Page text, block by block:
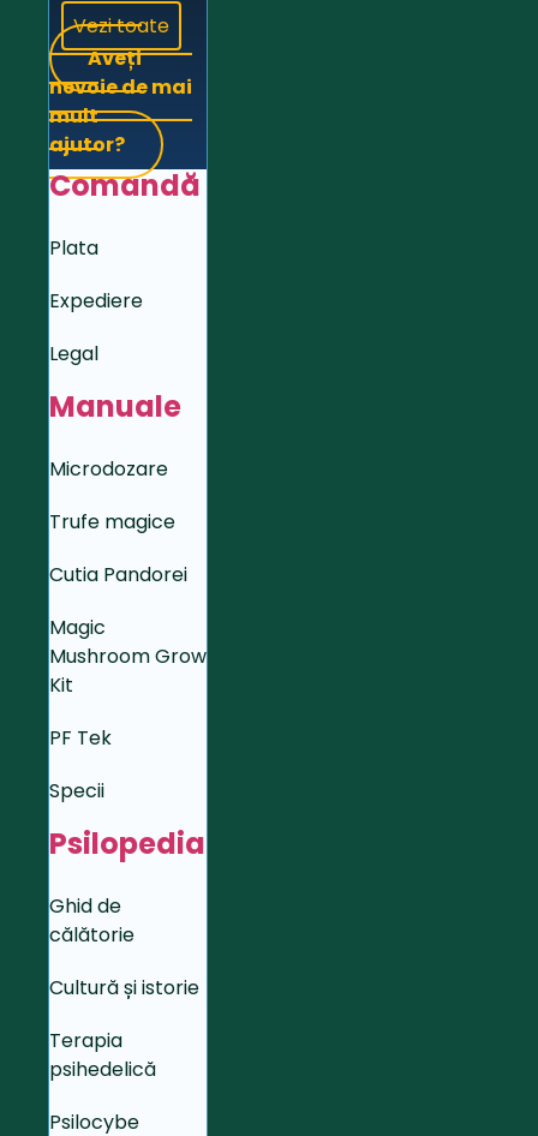
Vezi toate
Aveți
nevoie de mai
mult
ajutor?
Comandă
Plata
Expediere
Legal
Manuale
Microdozare
Trufe magice
Cutia Pandorei
Magic
Mushroom Grow
Kit
PF Tek
Specii
Psilopedia
Ghid de
călătorie
Cultură și istorie
Terapia
psihedelică
Psilocybe